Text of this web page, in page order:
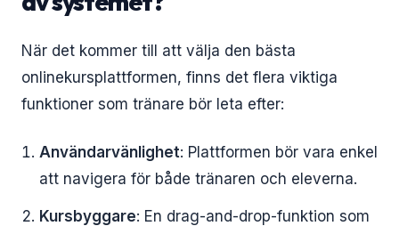
När det kommer till att välja den bästa
onlinekursplattformen, finns det flera viktiga
funktioner som tränare bör leta efter:
Användarvänlighet: Plattformen bör vara enkel
att navigera för både tränaren och eleverna.
Kursbyggare: En drag-and-drop-funktion som